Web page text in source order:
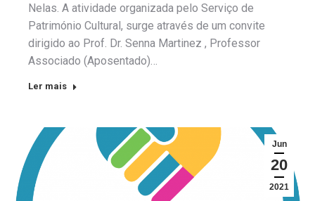
Nelas. A atividade organizada pelo Serviço de
Património Cultural, surge através de um convite
dirigido ao Prof. Dr. Senna Martinez , Professor
Associado (Aposentado)…
Ler mais
Jun
20
2021